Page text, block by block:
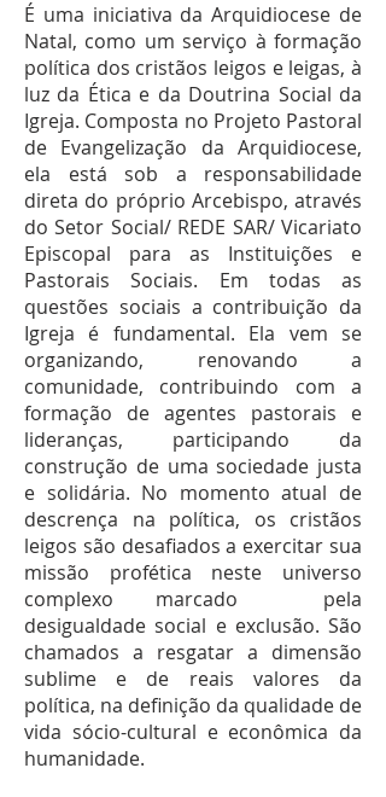
É uma iniciativa da Arquidiocese de
Natal, como um serviço à formação
política dos cristãos leigos e leigas, à
luz da Ética e da Doutrina Social da
Igreja. Composta no Projeto Pastoral
de Evangelização da Arquidiocese,
ela está sob a responsabilidade
direta do próprio Arcebispo, através
do Setor Social/ REDE SAR/ Vicariato
Episcopal para as Instituições e
Pastorais Sociais. Em todas as
questões sociais a contribuição da
Igreja é fundamental. Ela vem se
organizando, renovando a
comunidade, contribuindo com a
formação de agentes pastorais e
lideranças, participando da
construção de uma sociedade justa
e solidária. No momento atual de
descrença na política, os cristãos
leigos são desafiados a exercitar sua
missão profética neste universo
complexo marcado pela
desigualdade social e exclusão. São
chamados a resgatar a dimensão
sublime e de reais valores da
política, na definição da qualidade de
vida sócio-cultural e econômica da
humanidade.